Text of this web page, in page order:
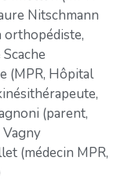
Nitschmann
orthopédiste,
(MPR, Hôpital
(parent,
(médecin MPR,